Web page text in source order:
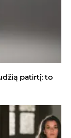
patirtį: to